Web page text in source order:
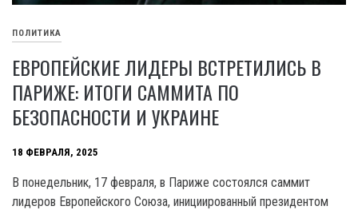
ПОЛИТИКА
ЕВРОПЕЙСКИЕ ЛИДЕРЫ ВСТРЕТИЛИСЬ В
ПАРИЖЕ: ИТОГИ САММИТА ПО
БЕЗОПАСНОСТИ И УКРАИНЕ
18 ФЕВРАЛЯ, 2025
В понедельник, 17 февраля, в Париже состоялся саммит
лидеров Европейского Союза, инициированный президентом